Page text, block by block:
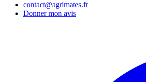
contact@agrimates.fr
Donner mon avis